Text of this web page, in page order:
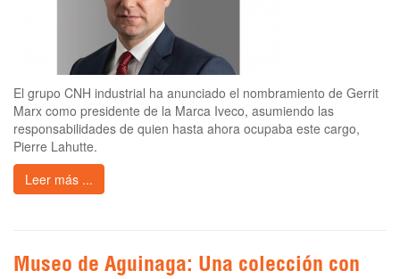
El grupo CNH industrial ha anunciado el nombramiento de Gerrit
Marx como presidente de la Marca Iveco, asumiendo las
responsabilidades de quien hasta ahora ocupaba este cargo,
Pierre Lahutte.
Leer más ...
Museo de Aguinaga: Una colección con